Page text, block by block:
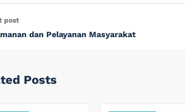
post
dan Pelayanan Masyarakat
Posts